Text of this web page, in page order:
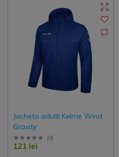
Jacheta adulti Kelme Wind
Gravity
(0)
121 lei